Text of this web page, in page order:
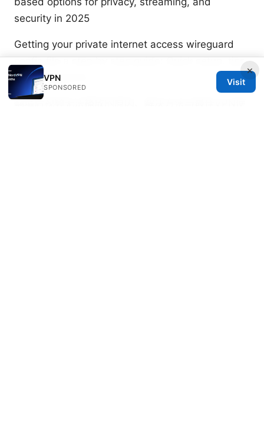
security in 2025
Getting your private internet access wireguard
config file a step by step guide: Quick setup, tips,
and safeguards
翻墙后视频无法播放的原因、解决方法与最佳VPN使
×
VPN
SPONSORED
Visit